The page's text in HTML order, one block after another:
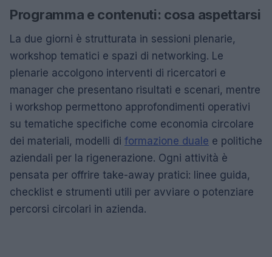
Programma e contenuti: cosa aspettarsi
La due giorni è strutturata in sessioni plenarie,
workshop tematici e spazi di networking. Le
plenarie accolgono interventi di ricercatori e
manager che presentano risultati e scenari, mentre
i workshop permettono approfondimenti operativi
su tematiche specifiche come economia circolare
dei materiali, modelli di formazione duale e politiche
aziendali per la rigenerazione. Ogni attività è
pensata per offrire take-away pratici: linee guida,
checklist e strumenti utili per avviare o potenziare
percorsi circolari in azienda.